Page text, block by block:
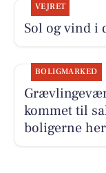
VEJRET
Sol og vind i
BOLIGMARKED
kommet til
boligerne